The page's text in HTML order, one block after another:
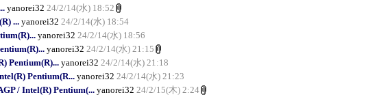
yanorei32 24/2/14(水) 18:52
... yanorei32 24/2/14(水) 18:54
yanorei32 24/2/14(水) 18:56
yanorei32 24/2/14(水) 21:15
Pentium(R)... yanorei32 24/2/14(水) 21:18
Pentium(R...yanorei32 24/2/14(水) 21:23
/ Intel(R) Pentium(... yanorei32 24/2/15(木) 2:24